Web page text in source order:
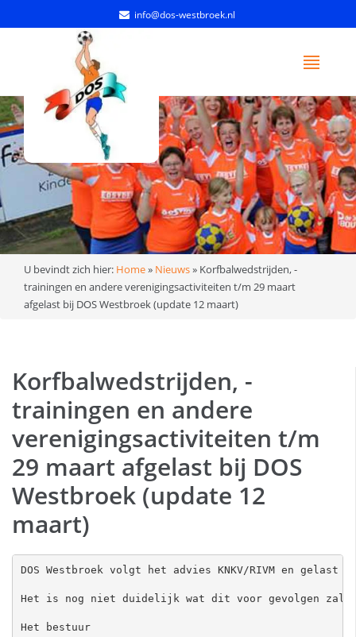
info@dos-westbroek.nl
U bevindt zich hier: Home» Nieuws» Korfbalwedstrijden, -
trainingen en andere verenigingsactiviteiten t/m 29 maart
afgelast bij DOS Westbroek (update 12 maart)
Korfbalwedstrijden, -
trainingen en andere
verenigingsactiviteiten t/m
29 maart afgelast bij DOS
Westbroek (update 12
maart)
DOS Westbroek volgt het advies KNKV/RIVM en
Het is nog niet duidelijk wat dit voor gevolgen zal
Het bestuur